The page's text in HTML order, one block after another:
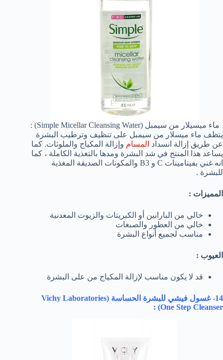
ماء ميسيلار من سيمبل (Simple Micellar Cleansing Water) :
ينظف ماء ميسلار من سيمبل على تنظيف وترطيب البشرة
عن طريق إزالة انسداد المسام وإزالة المكياج والملوثات. كما
يساعد هذا المنتج في شد البشرة ومدها بالتغذية الكاملة ، كما
انه غني بفيتامينات C و B3 والمكونات الصديقة المغذية
للبشرة .
المميزات :
خالي من البارابين أو الكبريتات والزيوت المعدنية
خالي من العطور والصبغات
مناسب لجميع أنواع البشرة
العيوب :
قد لا يكون مناسب لإزالة المكياج من على البشرة
14- غسول فيشي للبشرة الحساسة (
Vichy Laboratories
One Step Cleanser
) :